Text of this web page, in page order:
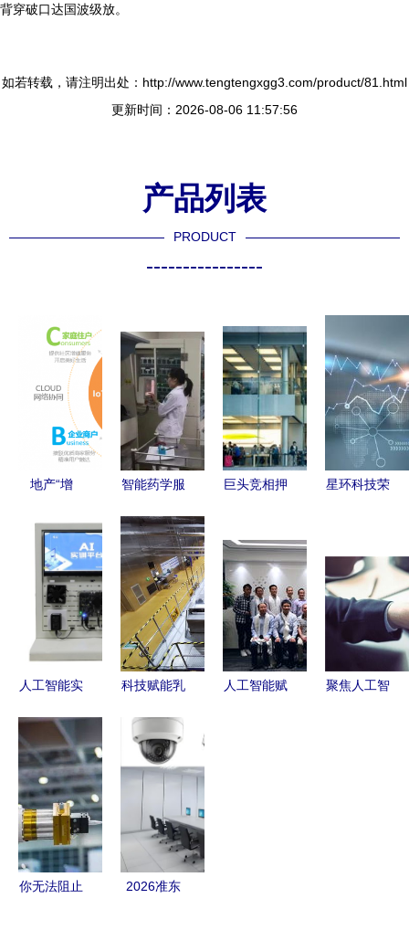
背穿破口达国波级放。
如若转载，请注明出处：http://www.tengtengxgg3.com/product/81.html
更新时间：2026-08-06 11:57:56
产品列表
PRODUCT
----------------
地产“增
向“存量”经
营市场转
变，千丁互
联助力传统
物业企业实
现精细化管
智能药学服
和安全还给
患者——北
京大学滨海
医院宋玮
谈“药有所
为”
巨头竞相押
下一个十
年，谁将定
义未来？
星环科技荣
50强榜单，
提供顶尖技
术与咨询服
务
人工智能实
案
科技赋能乳
增20万吨巴
氏鲜奶，新
希望琴牌智
能工厂携手
人工智能服
务新纪元
人工智能赋
聚焦人工智
你无法阻止
2026准东